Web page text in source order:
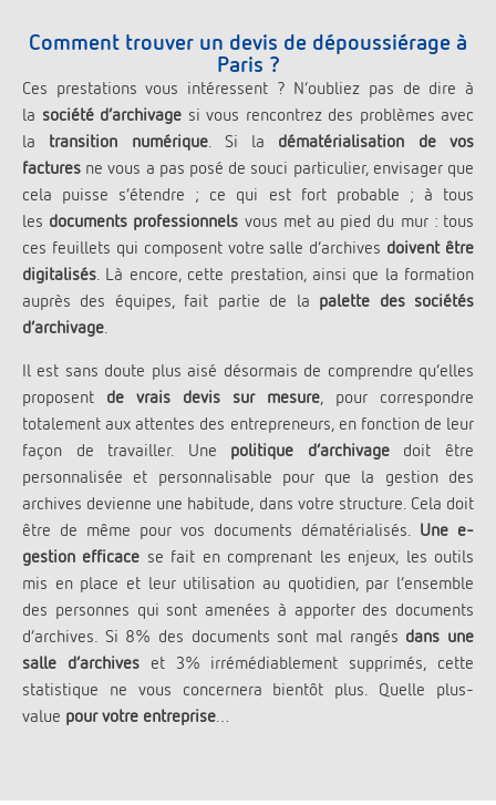
Comment trouver un devis de dépoussiérage à
Paris ?
Ces prestations vous intéressent ? N’oubliez pas de dire à
la société d’archivage si vous rencontrez des problèmes avec
la transition numérique. Si la dématérialisation de vos
factures ne vous a pas posé de souci particulier, envisager que
cela puisse s’étendre ; ce qui est fort probable ; à tous
les documents professionnels vous met au pied du mur : tous
ces feuillets qui composent votre salle d’archives doivent être
digitalisés. Là encore, cette prestation, ainsi que la formation
auprès des équipes, fait partie de la palette des sociétés
d’archivage.
Il est sans doute plus aisé désormais de comprendre qu’elles
proposent de vrais devis sur mesure, pour correspondre
totalement aux attentes des entrepreneurs, en fonction de leur
façon de travailler. Une politique d’archivagedoit être
personnalisée et personnalisable pour que la gestion des
archives devienne une habitude, dans votre structure. Cela doit
être de même pour vos documents dématérialisés. Une e-
gestion efficace se fait en comprenant les enjeux, les outils
mis en place et leur utilisation au quotidien, par l’ensemble
des personnes qui sont amenées à apporter des documents
d’archives. Si 8% des documents sont mal rangés dans une
salle d’archiveset 3% irrémédiablement supprimés, cette
statistique ne vous concernera bientôt plus. Quelle plus-
value pour votre entreprise